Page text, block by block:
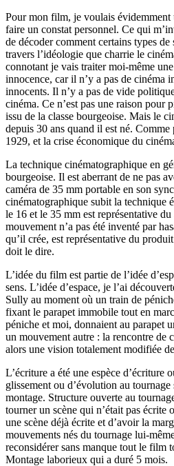
Pour mon film, je voulais évidemment
faire un constat personnel. Ce qui
de décoder comment certains types de
travers l’idéologie que charrie le
connotant je vais traiter moi-même
innocence, car il n’y a pas de cinéma
innocents. Il n’y a pas de vide
cinéma. Ce n’est pas une raison pour
issu de la classe bourgeoise. Mais le
depuis 30 ans quand il est né. Comme
1929, et la crise économique du
La technique cinématographique en
bourgeoise. Il est aberrant de ne pas
caméra de 35 mm portable en son
cinématographique subit la technique
le 16 et le 35 mm est représentative
mouvement n’a pas été inventé par
qu’il crée, est représentative du
doit le dire.
L’idée du film est partie de l’idée
sens. L’idée d’espace, je l’ai
Sully au moment où un train de
fixant le parapet immobile tout en
péniche et moi, donnaient au parapet
un mouvement autre : la rencontre de
alors une vision totalement modifiée
L’écriture a été une espèce d’écriture
glissement ou d’évolution au tournage
montage. Structure ouverte au
tourner un scène qui n’était pas écrite
une scène déjà écrite et d’avoir la
mouvements nés du tournage lui-
reconsidérer sans manque tout le film
Montage laborieux qui a duré 5 mois.